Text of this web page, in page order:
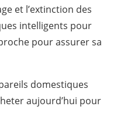
et l’extinction des
intelligents pour
pour assurer sa
domestiques
aujourd’hui pour